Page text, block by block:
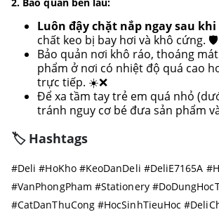
2. Bảo quản bền lâu:
Luôn đậy chặt nắp ngay sau
chất keo bị bay hơi và khô cứng. 🛡️
Bảo quản nơi khô ráo, thoáng
phẩm ở nơi có nhiệt độ quá cao
trực tiếp. ☀️❌
Để xa tầm tay trẻ em quá nhỏ
tránh nguy cơ bé đưa sản phẩm
🏷️ Hashtags
#Deli #HoKho #KeoDanDeli #DeliE7165A
#VanPhongPham #Stationery
#CatDanThuCong #HocSinhTieuHoc